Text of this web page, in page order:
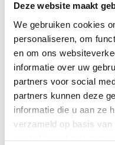
Deze website maakt
We gebruiken cookies
personaliseren, om
en om ons
informatie over uw
partners voor social
partners kunnen deze
informatie die u aan ze
verzameld op basis
Emballage dans
Choisissez par exemple
pour un emballage